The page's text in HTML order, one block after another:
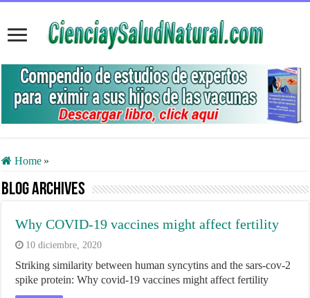
Home »
Blog Archives
Why COVID-19 vaccines might affect fertility
10 diciembre, 2020
Striking similarity between human syncytins and the sars-cov-2
spike protein: Why covid-19 vaccines might affect fertility